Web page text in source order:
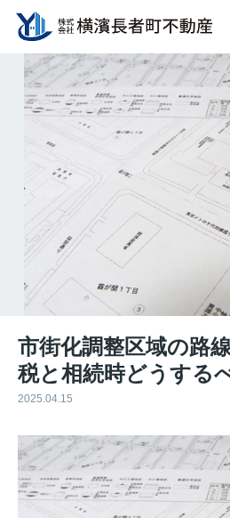
市街化調整区域の路
税と相続時どうする
2025.04.15